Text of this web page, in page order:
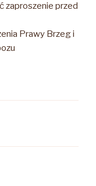
zaproszenie przed
Prawy Brzeg i